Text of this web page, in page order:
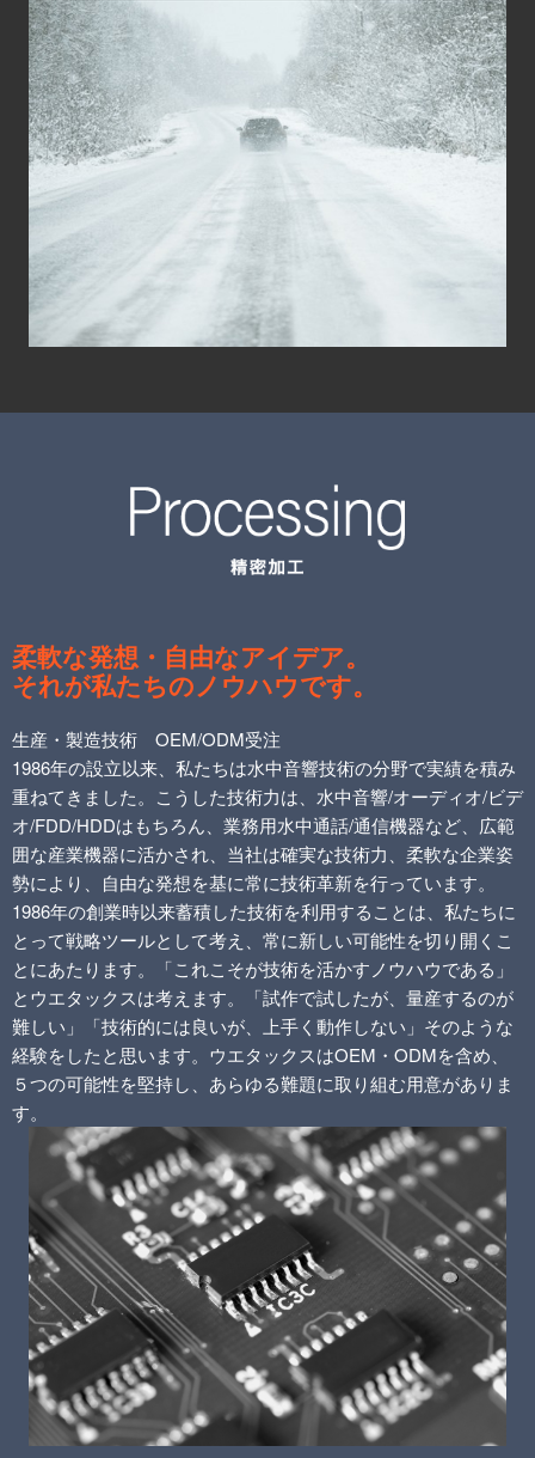
柔軟な発想・自由なアイデア。
それが私たちのノウハウです。
生産・製造技術 OEM/ODM受注
1986年の設立以来、私たちは水中音響技術の分野で実績を積み
重ねてきました。こうした技術力は、水中音響/オーディオ/ビデ
オ/FDD/HDDはもちろん、業務用水中通話/通信機器など、広範
囲な産業機器に活かされ、当社は確実な技術力、柔軟な企業姿
勢により、自由な発想を基に常に技術革新を行っています。
1986年の創業時以来蓄積した技術を利用することは、私たちに
とって戦略ツールとして考え、常に新しい可能性を切り開くこ
とにあたります。「これこそが技術を活かすノウハウである」
とウエタックスは考えます。「試作で試したが、量産するのが
難しい」「技術的には良いが、上手く動作しない」そのような
経験をしたと思います。ウエタックスはOEM・ODMを含め、
５つの可能性を堅持し、あらゆる難題に取り組む用意がありま
す。